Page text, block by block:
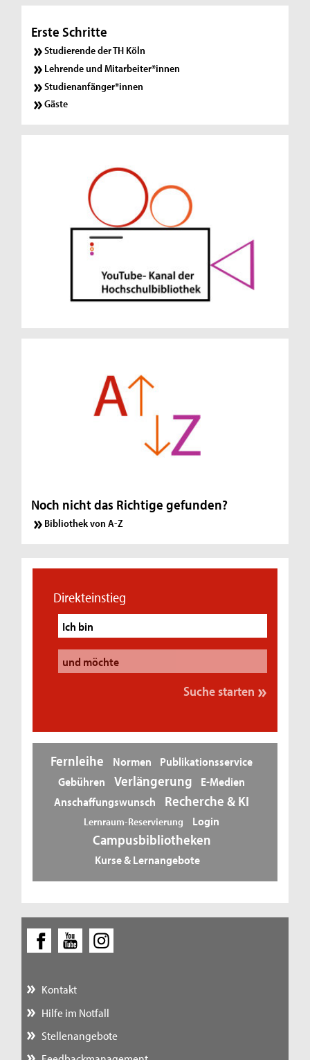
Erste Schritte
Studierende der TH Köln
Lehrende und Mitarbeiter*innen
Studienanfänger*innen
Gäste
Noch nicht das Richtige gefunden?
Bibliothek von A-Z
Direkteinstieg
Fernleihe Normen
Publikationsservice
Gebühren
Verlängerung
E-Medien
Anschaffungswunsch
Recherche & KI
Lernraum-Reservierung Login
Campusbibliotheken
Kurse & Lernangebote
Kontakt
Hilfe im Notfall
Stellenangebote